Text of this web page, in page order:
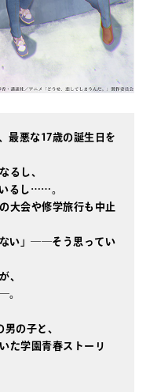
最悪な17歳の誕生日を
るし、
るし……。
大会や修学旅行も中止
ない」――そう思ってい
、
。
の子と、
た学園青春ストーリ